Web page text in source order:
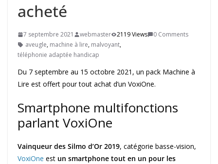
acheté
7 septembre 2021 webmaster 2119 Views
0 Comments
aveugle, machine à lire, malvoyant,
téléphonie adaptée handicap
Du 7 septembre au 15 octobre 2021, un pack Machine à
Lire est offert pour tout achat d’un VoxiOne.
Smartphone multifonctions
parlant VoxiOne
Vainqueur des Silmo d’Or 2019, catégorie basse-vision,
VoxiOne est un smartphone tout en un pour les